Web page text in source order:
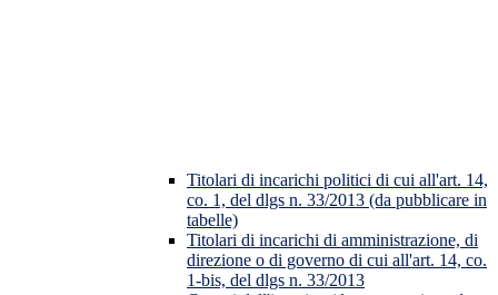
Titolari di incarichi politici di cui all'art. 14,
co. 1, del dlgs n. 33/2013 (da pubblicare in
tabelle)
Titolari di incarichi di amministrazione, di
direzione o di governo di cui all'art. 14, co.
1-bis, del dlgs n. 33/2013